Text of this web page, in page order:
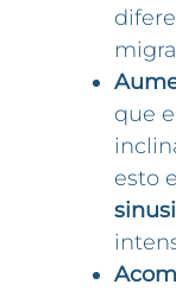
que
esto